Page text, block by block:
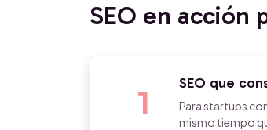
SEO en acción
1 SEO que
Para startups
mismo tiempo